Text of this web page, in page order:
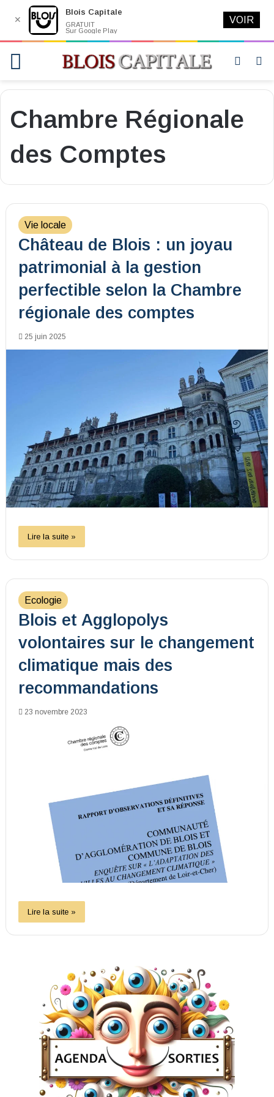
Switch
Chambre Régionale
des Comptes
Vie locale
Château de Blois : un joyau
patrimonial à la gestion
perfectible selon la Chambre
régionale des comptes
25 juin 2025
Lire la suite »
Ecologie
Blois et Agglopolys
volontaires sur le changement
climatique mais des
recommandations
23 novembre 2023
Lire la suite »
✕
Blois Capitale
GRATUIT
Sur Google Play
VOIR